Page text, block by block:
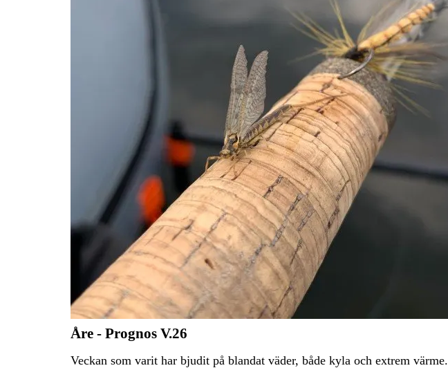
Åre - Prognos V.26
Veckan som varit har bjudit på blandat väder, både kyla och extrem värme.